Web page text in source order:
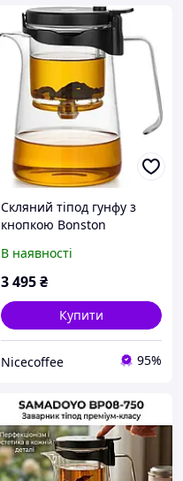
Скляний тіпод гунфу з
кнопкою Bonston
скляною внутрішньою
колбою для заварювання
В наявності
3 495₴
Купити
Nicecoffee 95%